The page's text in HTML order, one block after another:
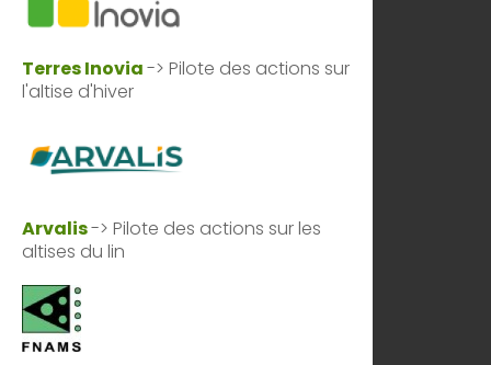
Terres Inovia-> Pilote des actions sur
l'altise d'hiver
Arvalis-> Pilote des actions sur les
altises du lin